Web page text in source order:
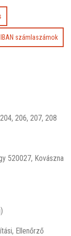
IBAN számlaszámok
206, 207, 208
520027, Kovászna
Ellenőrző